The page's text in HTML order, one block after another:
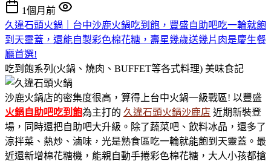
1個月前
久違石頭火鍋｜台中沙鹿火鍋吃到飽，豐盛自助吧吃一輪就飽
到天靈蓋，還能自製彩色棉花糖，壽星幾歲送幾片肉是慶生餐
廳首選!
吃到飽系列(火鍋、燒肉、BUFFET等各式料理) 美味食記
沙鹿火鍋店的密集度很高，算得上台中火鍋一級戰區! 以豐盛
火鍋自助吧吃到飽為主打的 久違石頭火鍋沙鹿店 近期新裝登
場，同時還把自助吧大升級。除了蔬菜吧、飲料冰品，還多了
涼拌菜、熱炒、滷味，光是熟食區吃一輪就能飽到天靈蓋。最
近還新增棉花糖機，能親自動手捲彩色棉花糖，大人小孩都搶